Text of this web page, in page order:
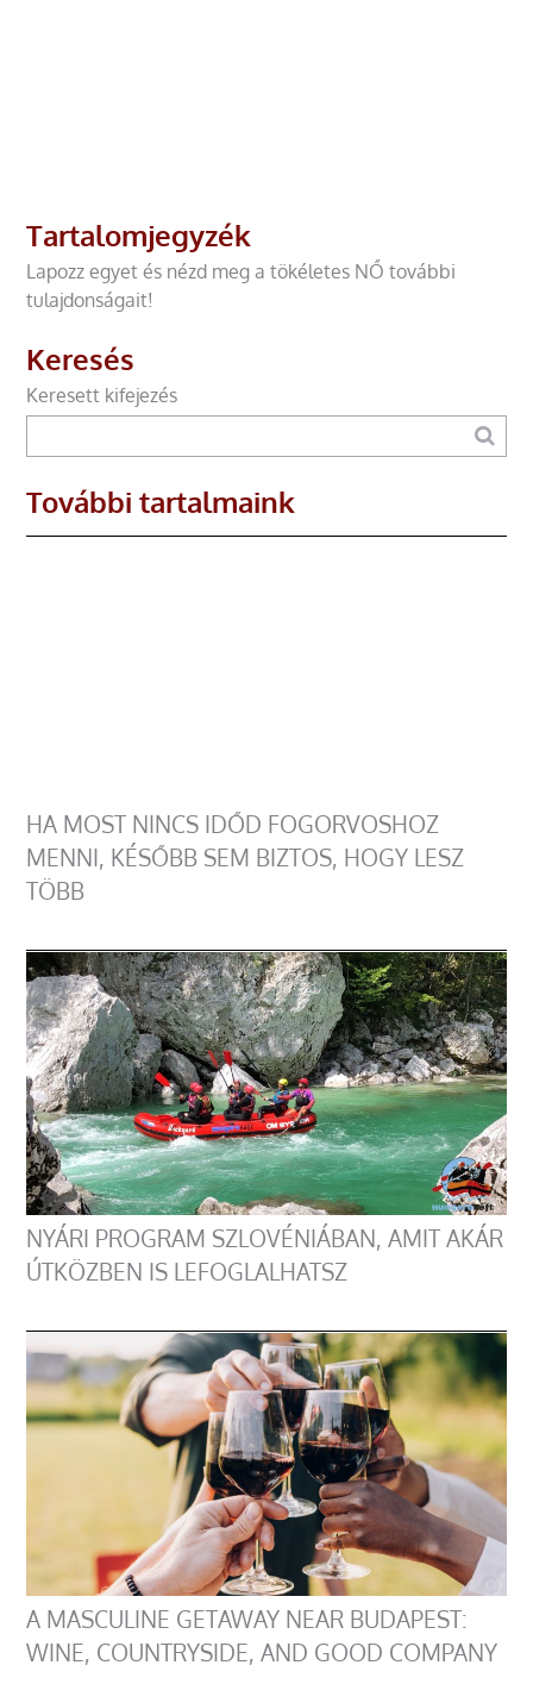
Tartalomjegyzék
Lapozz egyet és nézd meg a tökéletes NŐ további
tulajdonságait!
Keresés
Keresett kifejezés
További tartalmaink
HA MOST NINCS IDŐD FOGORVOSHOZ
MENNI, KÉSŐBB SEM BIZTOS, HOGY LESZ
TÖBB
NYÁRI PROGRAM SZLOVÉNIÁBAN, AMIT AKÁR
ÚTKÖZBEN IS LEFOGLALHATSZ
A MASCULINE GETAWAY NEAR BUDAPEST:
WINE, COUNTRYSIDE, AND GOOD COMPANY